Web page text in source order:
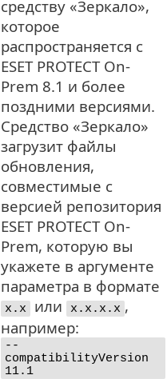
средству «Зеркало»,
которое
распространяется с
ESET PROTECT On-
Prem 8.1 и более
поздними версиями.
Средство «Зеркало»
загрузит файлы
обновления,
совместимые с
версией репозитория
ESET PROTECT On-
Prem, которую вы
укажете в аргументе
параметра в формате
x.x или x.x.x.x ,
например:
--
compatibilityVersion
11.1